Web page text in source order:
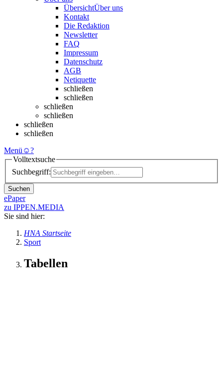
ÜbersichtÜber uns
Kontakt
Die Redaktion
Newsletter
FAQ
Impressum
Datenschutz
AGB
Netiquette
schließen
schließen
schließen
schließen
schließen
schließen
Menü ☺?
Volltextsuche
Suchbegriff:
Suchen
ePaper
zu IPPEN.MEDIA
Sie sind hier:
HNA Startseite
Sport
Tabellen